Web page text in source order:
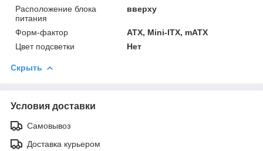
Расположение блока
питания
вверху
Форм-фактор
ATX, Mini-ITX, mATX
Цвет подсветки
Нет
Скрыть
Условия доставки
Самовывоз
Доставка курьером